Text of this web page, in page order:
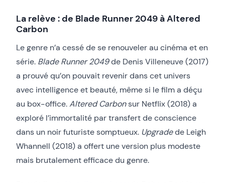
La relève : de Blade Runner 2049 à Altered
Carbon
Le genre n’a cessé de se renouveler au cinéma et en
série. Blade Runner 2049de Denis Villeneuve (2017)
a prouvé qu’on pouvait revenir dans cet univers
avec intelligence et beauté, même si le film a déçu
au box-office.Altered Carbonsur Netflix (2018) a
exploré l’immortalité par transfert de conscience
dans un noir futuriste somptueux. Upgradede Leigh
Whannell (2018) a offert une version plus modeste
mais brutalement efficace du genre.